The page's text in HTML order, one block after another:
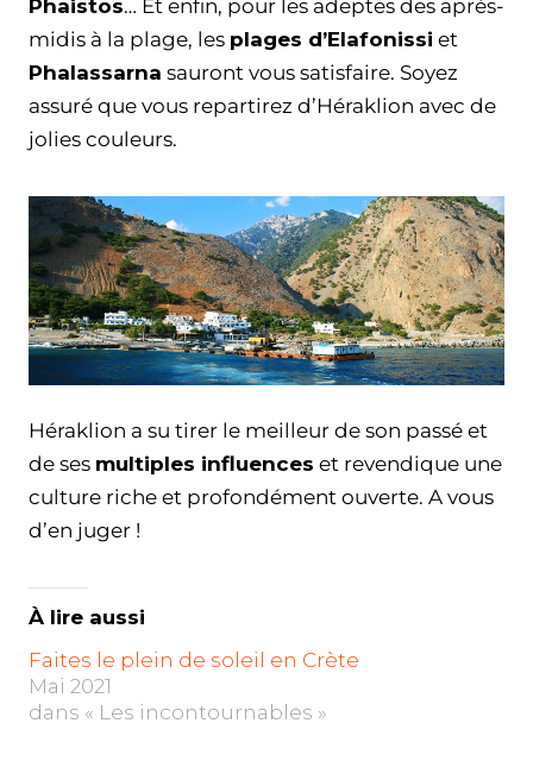
Phaistos… Et enfin, pour les adeptes des après-
midis à la plage, les plages d’Elafonissi et
Phalassarna sauront vous satisfaire. Soyez
assuré que vous repartirez d’Héraklion avec de
jolies couleurs.
Héraklion a su tirer le meilleur de son passé et
de ses multiples influences et revendique une
culture riche et profondément ouverte. A vous
d’en juger !
À lire aussi
Faites le plein de soleil en Crète
Mai 2021
dans « Les incontournables »